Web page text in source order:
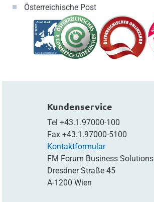
Österreichische Post
Kundenservice
Tel +43.1.97000-100
Fax +43.1.97000-5100
Kontaktformular
FM Forum Business
Dresdner Straße 45
A-1200 Wien